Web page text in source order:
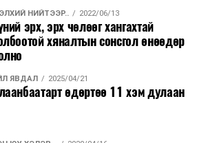
боомтоор тав хоногт 10 мянга гаруй
АИ-92 автобензин и...
НИЙТЭЭР..
мужийн ой хээрийн түймрийг
НИЙТЭЭР.. 2022/06/13
эрх, эрх чөлөөг хангахтай
хяналтын сонсгол өнөөдөр
ЯВДАЛ 2025/04/21
өдөртөө 11 хэм дулаан